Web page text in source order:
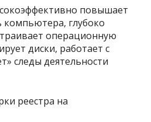
повышает
компьютера, глубоко
операционную
диски, работает с
следы деятельности